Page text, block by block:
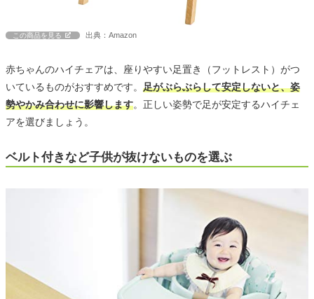
この商品を見る 出典：Amazon
赤ちゃんのハイチェアは、座りやすい足置き（フットレスト）がつ
いているものがおすすめです。 足がぶらぶらして安定しないと、姿
勢やかみ合わせに影響します。正しい姿勢で足が安定するハイチェ
アを選びましょう。
ベルト付きなど子供が抜けないものを選ぶ